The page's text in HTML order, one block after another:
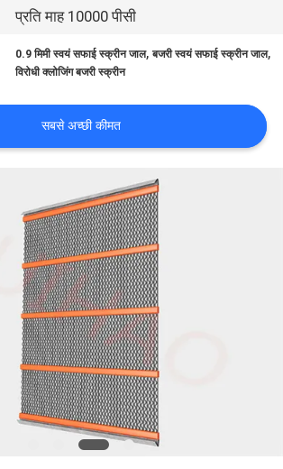
प्रति माह 10000 पीसी
0.9 मिमी स्वयं सफाई स्क्रीन जाल,बजरी स्वयं सफाई स्क्रीन जाल,
विरोधी क्लोजिंग बजरी स्क्रीन
सबसे अच्छी कीमत